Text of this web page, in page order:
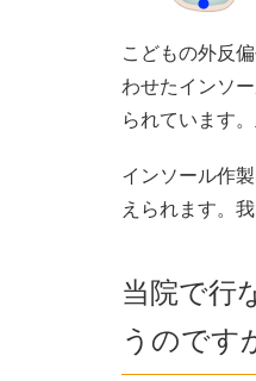
こどもの外反
わせたインソ
られています
インソール作
えられます。
当院で行
うのです